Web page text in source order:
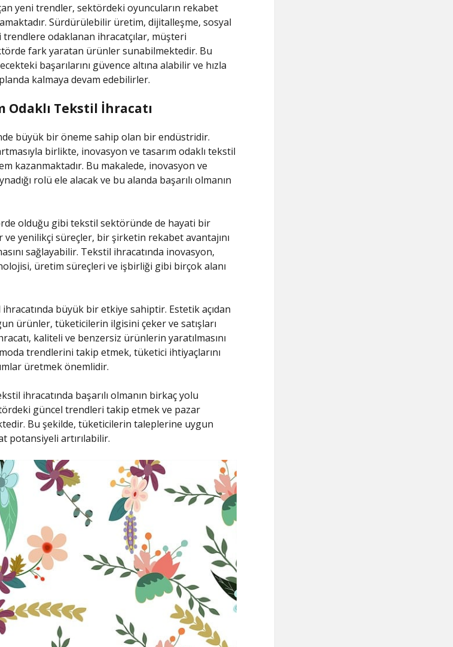
yeni trendler, sektördeki oyuncuların rekabet
Sürdürülebilir üretim, dijitalleşme, sosyal
odaklanan ihracatçılar, müşteri
fark yaratan ürünler sunabilmektedir. Bu
başarılarını güvence altına alabilir ve hızla
kalmaya devam edebilirler.
Odaklı Tekstil İhracatı
büyük bir öneme sahip olan bir endüstridir.
birlikte, inovasyon ve tasarım odaklı tekstil
kazanmaktadır. Bu makalede, inovasyon ve
rolü ele alacak ve bu alanda başarılı olmanın
olduğu gibi tekstil sektöründe de hayati bir
ve yenilikçi süreçler, bir şirketin rekabet avantajını
sağlayabilir. Tekstil ihracatında inovasyon,
üretim süreçleri ve işbirliği gibi birçok alanı
ihracatında büyük bir etkiye sahiptir. Estetik açıdan
ürünler, tüketicilerin ilgisini çeker ve satışları
kaliteli ve benzersiz ürünlerin yaratılmasını
trendlerini takip etmek, tüketici ihtiyaçlarını
üretmek önemlidir.
ihracatında başarılı olmanın birkaç yolu
güncel trendleri takip etmek ve pazar
Bu şekilde, tüketicilerin taleplerine uygun
potansiyeli artırılabilir.